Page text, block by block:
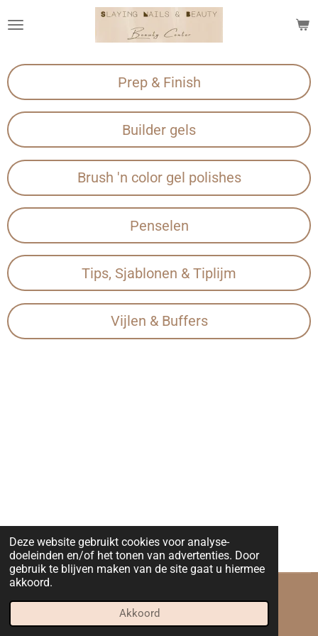
Deze website gebruikt cookies voor analyse-
doeleinden en/of het tonen van advertenties. Door
gebruik te blijven maken van de site gaat u hiermee
akkoord.
Akkoord
direct
de
hoofdinhoud
Prep & Finish
Builder gels
Brush 'n color gel polishes
Penselen
Tips, Sjablonen & Tiplijm
Vijlen & Buffers